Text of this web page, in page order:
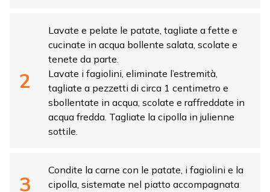
Lavate e pelate le patate, tagliate a fette e
cucinate in acqua bollente salata, scolate e
tenete da parte.
Lavate i fagiolini, eliminate l’estremità,
tagliate a pezzetti di circa 1 centimetro e
sbollentate in acqua, scolate e raffreddate in
acqua fredda. Tagliate la cipolla in julienne
sottile.
Condite la carne con le patate, i fagiolini e la
cipolla, sistemate nel piatto accompagnata